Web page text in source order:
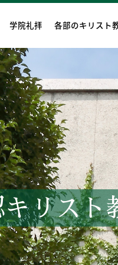
学院礼拝 各部のキリスト
キリス